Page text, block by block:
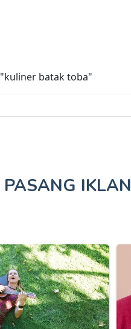
"kuliner batak toba"
PASANG IKLAN